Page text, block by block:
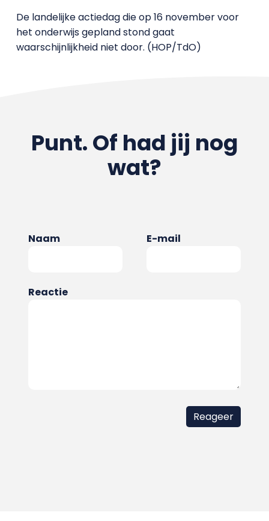
De landelijke actiedag die op 16 november voor
het onderwijs gepland stond gaat
waarschijnlijkheid niet door. (HOP/TdO)
Punt. Of had jij nog
wat?
Naam E-mail
Reactie